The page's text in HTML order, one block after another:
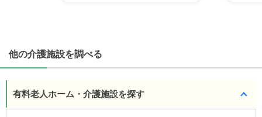
医療・看護体制から施設を探すこともできます。
他の介護施設を調べる
有料老人ホーム・介護施設を探す